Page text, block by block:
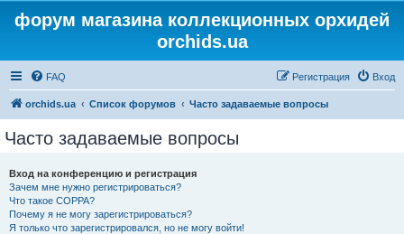
форум магазина коллекционных орхидей
orchids.ua
FAQ Вход
Регистрация
orchids.ua Список форумов Часто задаваемые вопросы
Часто задаваемые вопросы
Вход на конференцию и регистрация
Зачем мне нужно регистрироваться?
Что такое COPPA?
Почему я не могу зарегистрироваться?
Я только что зарегистрировался, но не могу войти!